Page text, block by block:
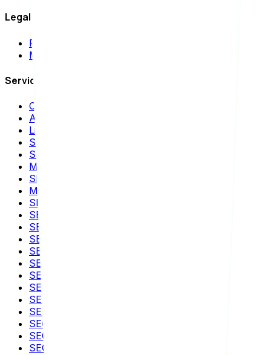
Legal
Política de privacidad
Mapa del sitio
Servicios SEO
Consultoría SEO
Auditoría SEO
Link Building
SEO Local
SEO para Ecommerce
Migración SEO
SEO Internacional
Marketing de Contenidos
SEO para Wordpress
SEO para WooCommerce
SEO para Shopify
SEO para Magento
SEO para VTEX
SEO para Wix
SEO para Squarespace
SEO para PrestaShop
SEO para TikTok
SEO para YouTube
SEO para Instagram
SEO para aplicaciones móviles
SEO para IA